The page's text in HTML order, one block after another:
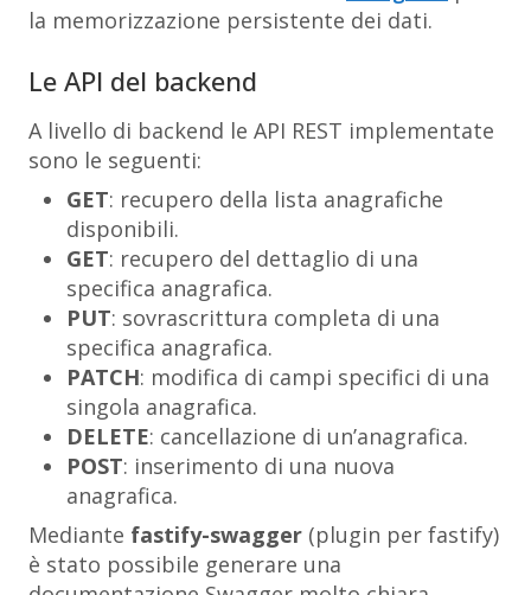
la memorizzazione persistente dei dati.
Le API del backend
A livello di backend le API REST implementate
sono le seguenti:
GET: recupero della lista anagrafiche
disponibili.
GET: recupero del dettaglio di una
specifica anagrafica.
PUT: sovrascrittura completa di una
specifica anagrafica.
PATCH: modifica di campi specifici di una
singola anagrafica.
DELETE: cancellazione di un’anagrafica.
POST: inserimento di una nuova
anagrafica.
Mediante fastify-swagger (plugin per fastify)
è stato possibile generare una